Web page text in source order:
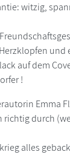
witzig,
und
auf dem
!
Emma
richtig durch
alles